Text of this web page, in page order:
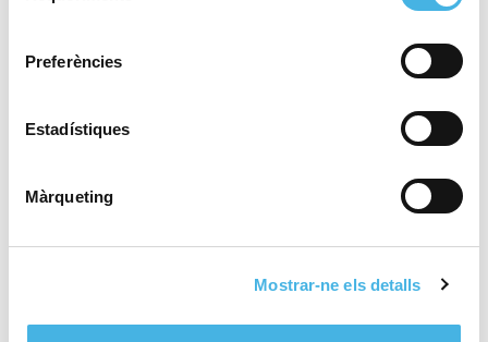
Preferències
Estadístiques
Màrqueting
Mostrar-ne els detalls
nivell i ara a més, fem una bona faena de base».
Zoom a l’Esport publicat a les Províncies per Lourdes
Martí
Compartir: